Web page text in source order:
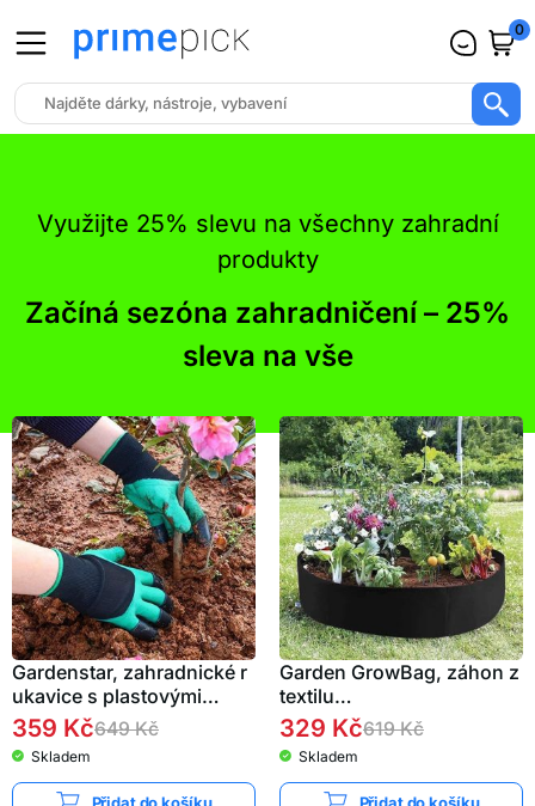
0
Využijte 25% slevu na všechny zahradní
produkty
Začíná sezóna zahradničení – 25%
sleva na vše
Gardenstar, zahradnické r
ukavice s plastovými…
359 Kč649Kč
Skladem
Garden GrowBag, záhon z
textilu…
329 Kč619Kč
Skladem